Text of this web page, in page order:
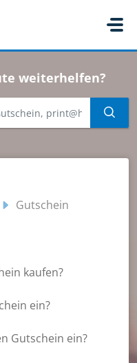
weiterhelfen?
Gutschein
kaufen?
ein?
Gutschein ein?